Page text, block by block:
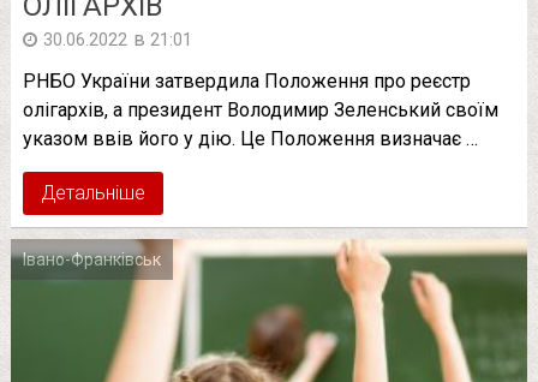
30.06.2022 в 21:01
РНБО України затвердила Положення про реєстр
олігархів, а президент Володимир Зеленський своїм
указом ввів його у дію. Це Положення визначає …
Детальніше
Івано-Франківськ